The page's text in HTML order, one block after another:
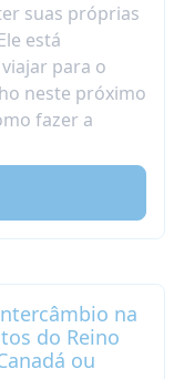
suas próprias
está
para o
neste próximo
fazer a
na
do Reino
ou